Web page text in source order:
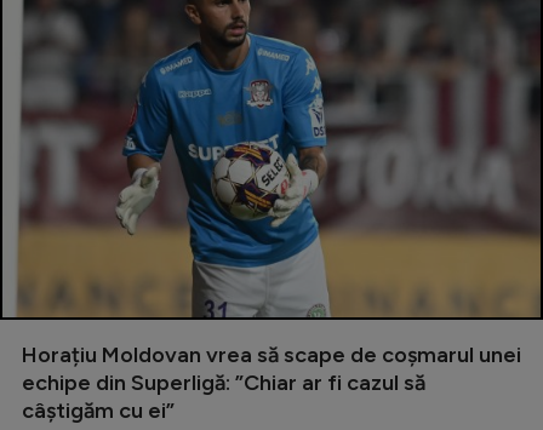
Horațiu Moldovan vrea să scape de coșmarul unei
echipe din Superligă: ”Chiar ar fi cazul să
câștigăm cu ei”